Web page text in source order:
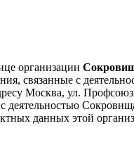
организации
связанные с
Москва, ул.
деятельностью
данных этой